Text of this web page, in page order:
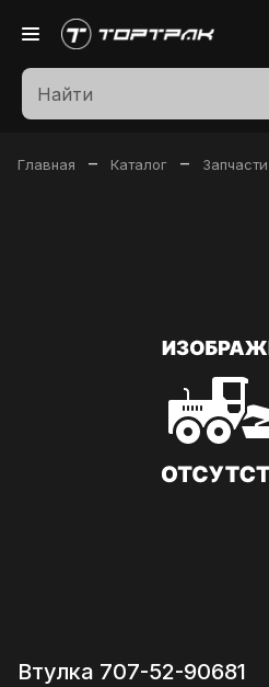
Главная – Каталог –
Втулка 707-52-90681